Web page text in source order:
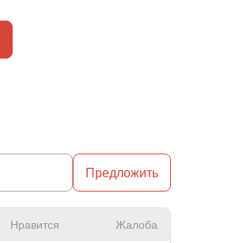
Предложить
Нравится Жалоба